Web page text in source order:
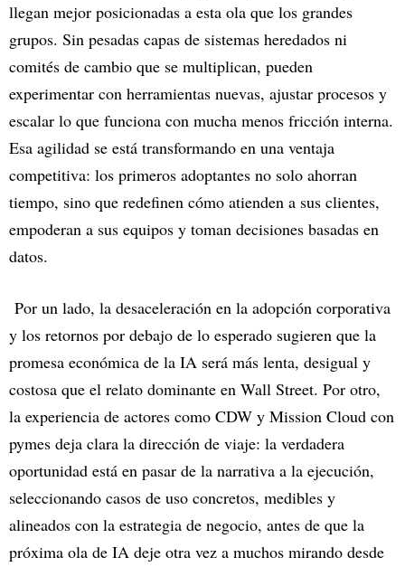
llegan mejor posicionadas a esta ola que los grandes
grupos. Sin pesadas capas de sistemas heredados ni
comités de cambio que se multiplican, pueden
experimentar con herramientas nuevas, ajustar procesos y
escalar lo que funciona con mucha menos fricción interna.
Esa agilidad se está transformando en una ventaja
competitiva: los primeros adoptantes no solo ahorran
tiempo, sino que redefinen cómo atienden a sus clientes,
empoderan a sus equipos y toman decisiones basadas en
datos.
Por un lado, la desaceleración en la adopción corporativa
y los retornos por debajo de lo esperado sugieren que la
promesa económica de la IA será más lenta, desigual y
costosa que el relato dominante en Wall Street. Por otro,
la experiencia de actores como CDW y Mission Cloud con
pymes deja clara la dirección de viaje: la verdadera
oportunidad está en pasar de la narrativa a la ejecución,
seleccionando casos de uso concretos, medibles y
alineados con la estrategia de negocio, antes de que la
próxima ola de IA deje otra vez a muchos mirando desde